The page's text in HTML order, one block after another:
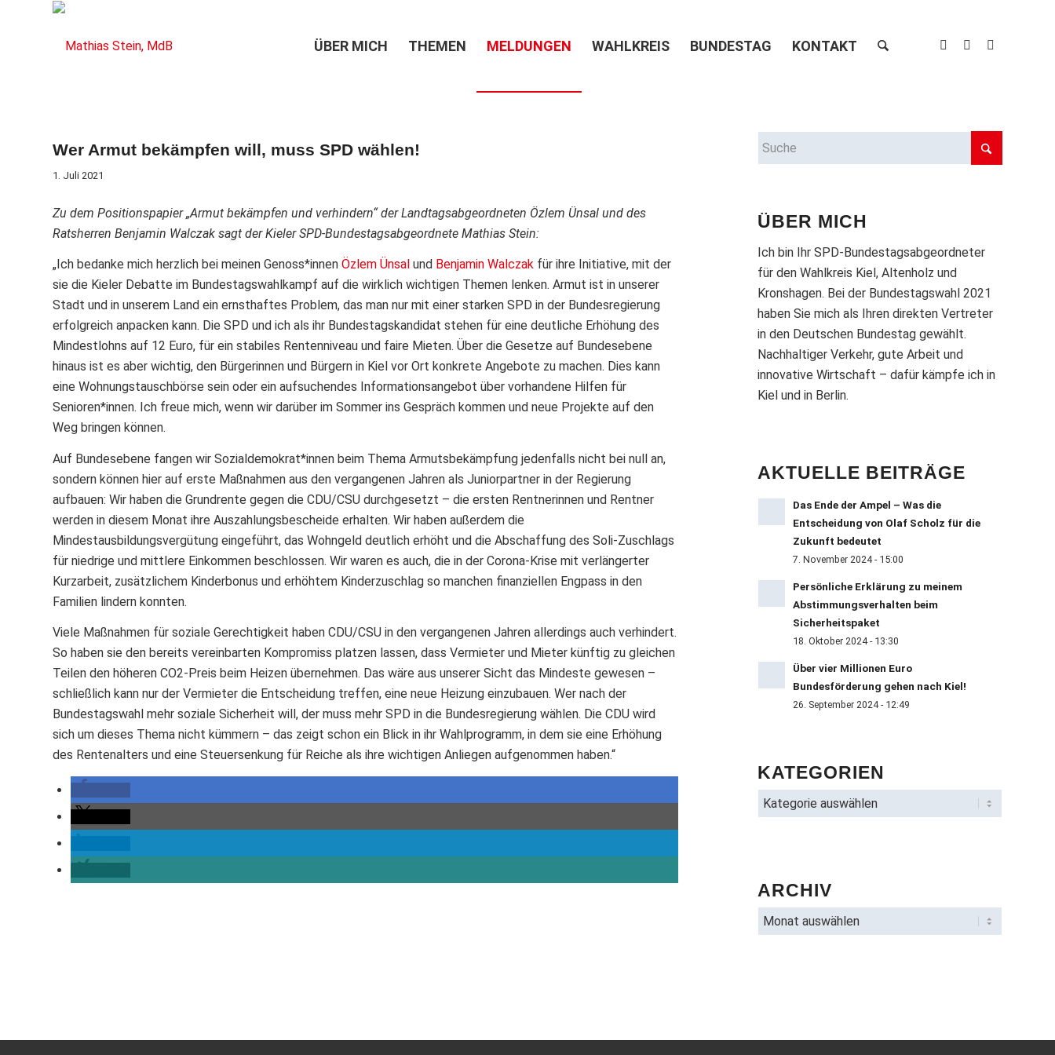
ÜBER MICH THEMEN MELDUNGEN WAHLKREIS BUNDESTAG KONTAKT
Wer Armut bekämpfen will, muss SPD wählen!
1. Juli 2021
Zu dem Positionspapier „Armut bekämpfen und verhindern“ der Landtagsabgeordneten Özlem Ünsal und des
Ratsherren Benjamin Walczak sagt der Kieler SPD-Bundestagsabgeordnete Mathias Stein:
„Ich bedanke mich herzlich bei meinen Genoss*innen Özlem Ünsal und Benjamin Walczak für ihre Initiative, mit der
sie die Kieler Debatte im Bundestagswahlkampf auf die wirklich wichtigen Themen lenken. Armut ist in unserer
Stadt und in unserem Land ein ernsthaftes Problem, das man nur mit einer starken SPD in der Bundesregierung
erfolgreich anpacken kann. Die SPD und ich als ihr Bundestagskandidat stehen für eine deutliche Erhöhung des
Mindestlohns auf 12 Euro, für ein stabiles Rentenniveau und faire Mieten. Über die Gesetze auf Bundesebene
hinaus ist es aber wichtig, den Bürgerinnen und Bürgern in Kiel vor Ort konkrete Angebote zu machen. Dies kann
eine Wohnungstauschbörse sein oder ein aufsuchendes Informationsangebot über vorhandene Hilfen für
Senioren*innen. Ich freue mich, wenn wir darüber im Sommer ins Gespräch kommen und neue Projekte auf den
Weg bringen können.
Auf Bundesebene fangen wir Sozialdemokrat*innen beim Thema Armutsbekämpfung jedenfalls nicht bei null an,
sondern können hier auf erste Maßnahmen aus den vergangenen Jahren als Juniorpartner in der Regierung
aufbauen: Wir haben die Grundrente gegen die CDU/CSU durchgesetzt – die ersten Rentnerinnen und Rentner
werden in diesem Monat ihre Auszahlungsbescheide erhalten. Wir haben außerdem die
Mindestausbildungsvergütung eingeführt, das Wohngeld deutlich erhöht und die Abschaffung des Soli-Zuschlags
für niedrige und mittlere Einkommen beschlossen. Wir waren es auch, die in der Corona-Krise mit verlängerter
Kurzarbeit, zusätzlichem Kinderbonus und erhöhtem Kinderzuschlag so manchen finanziellen Engpass in den
Familien lindern konnten.
Viele Maßnahmen für soziale Gerechtigkeit haben CDU/CSU in den vergangenen Jahren allerdings auch verhindert.
So haben sie den bereits vereinbarten Kompromiss platzen lassen, dass Vermieter und Mieter künftig zu gleichen
Teilen den höheren CO2-Preis beim Heizen übernehmen. Das wäre aus unserer Sicht das Mindeste gewesen –
schließlich kann nur der Vermieter die Entscheidung treffen, eine neue Heizung einzubauen. Wer nach der
Bundestagswahl mehr soziale Sicherheit will, der muss mehr SPD in die Bundesregierung wählen. Die CDU wird
sich um dieses Thema nicht kümmern – das zeigt schon ein Blick in ihr Wahlprogramm, in dem sie eine Erhöhung
des Rentenalters und eine Steuersenkung für Reiche als ihre wichtigen Anliegen aufgenommen haben.“
ÜBER MICH
Ich bin Ihr SPD-Bundestagsabgeordneter
für den Wahlkreis Kiel, Altenholz und
Kronshagen. Bei der Bundestagswahl 2021
haben Sie mich als Ihren direkten Vertreter
in den Deutschen Bundestag gewählt.
Nachhaltiger Verkehr, gute Arbeit und
innovative Wirtschaft – dafür kämpfe ich in
Kiel und in Berlin.
AKTUELLE BEITRÄGE
Das Ende der Ampel – Was die
Entscheidung von Olaf Scholz für die
Zukunft bedeutet
7. November 2024 - 15:00
Persönliche Erklärung zu meinem
Abstimmungsverhalten beim
Sicherheitspaket
18. Oktober 2024 - 13:30
Über vier Millionen Euro
Bundesförderung gehen nach Kiel!
26. September 2024 - 12:49
KATEGORIEN
ARCHIV